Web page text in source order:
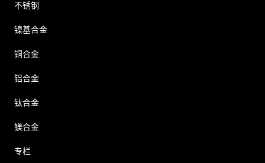
不锈钢
镍基合金
铜合金
铝合金
钛合金
镁合金
专栏